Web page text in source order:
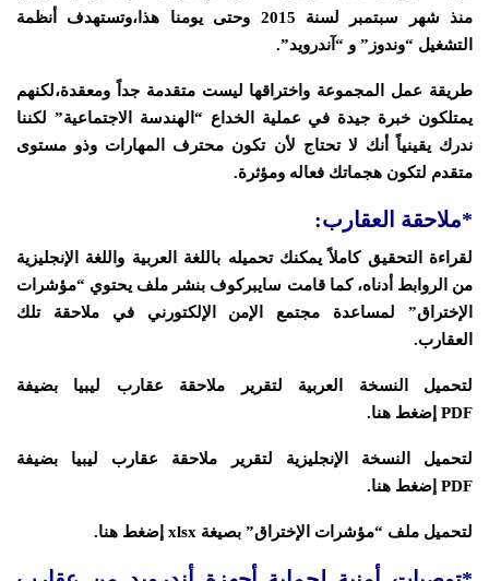
منذ شهر سبتمبر لسنة 2015 وحتى يومنا هذا،وتستهدف أنظمة
التشغيل “وندوز” و “آندرويد”.
طريقة عمل المجموعة واختراقها ليست متقدمة جداً ومعقدة،لكنهم
يمتلكون خبرة جيدة في عملية الخداع “الهندسة الاجتماعية” لكننا
ندرك يقينياً أنك لا تحتاج لأن تكون محترف المهارات وذو مستوى
متقدم لتكون هجماتك فعاله ومؤثرة.
*ملاحقة العقارب:
لقراءة التحقيق كاملاً يمكنك تحميله باللغة العربية واللغة الإنجليزية
من الروابط أدناه، كما قامت سايبركوف بنشر ملف يحتوي “مؤشرات
الإختراق” لمساعدة مجتمع الإمن الإلكتورني في ملاحقة تلك
العقارب.
لتحميل النسخة العربية لتقرير ملاحقة عقارب ليبيا بضيفة
PDF إضغط هنا.
لتحميل النسخة الإنجليزية لتقرير ملاحقة عقارب ليبيا بضيفة
PDF إضغط هنا.
لتحميل ملف “مؤشرات الإختراق” بصيغة xlsx إضغط هنا.